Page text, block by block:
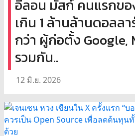
อีลอน มัสก์ คนแรกขอ
เกิน 1 ล้านล้านดอลล
กว่า ผู้ก่อตั้ง Google,
รวมกัน..
12 มิ.ย. 2026